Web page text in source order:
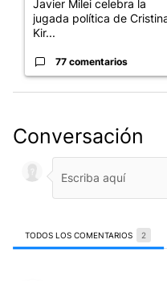
Javier Milei celebra la
jugada política de
Kir...
77 comentarios
Conversación
TODOS LOS COMENTARIOS 2